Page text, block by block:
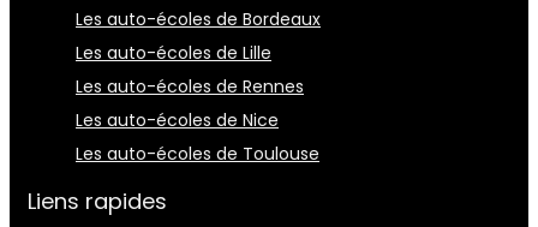
Les auto-écoles de Bordeaux
Les auto-écoles de Lille
Les auto-écoles de Rennes
Les auto-écoles de Nice
Les auto-écoles de Toulouse
Liens rapides